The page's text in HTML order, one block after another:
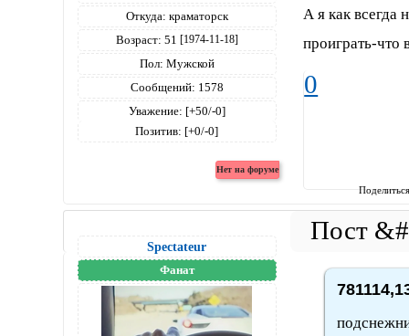
Откуда: краматорск
Возраст: 51 [1974-11-18]
Пол: Мужской
Сообщений: 1578
Уважение: [+50/-0]
Позитив: [+0/-0]
А я как
проиграть-что
0
Spectateur
Фанат